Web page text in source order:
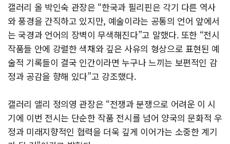
갤러리 올 박인숙 관장은 “한국과 필리핀은 각기 다른 역사
와 풍경을 간직하고 있지만, 예술이라는 공통의 언어 앞에서
는 국경과 언어의 장벽이 무색해진다”고 말했다. 또한 “전시
작품들 안에 강렬한 색채와 깊은 사유의 형상으로 표현된 예
술적 기록들이 결국 인간이라면 누구나 느끼는 보편적인 감
정과 공감을 향해 있다”고 강조했다.
갤러리 앨리 정의영 관장은 “전쟁과 분쟁으로 어려운 이 시
기에 이번 전시는 단순한 작품 전시를 넘어 양국의 문화적 우
정과 미래지향적인 협력을 더욱 깊게 이어가는 소중한 계기